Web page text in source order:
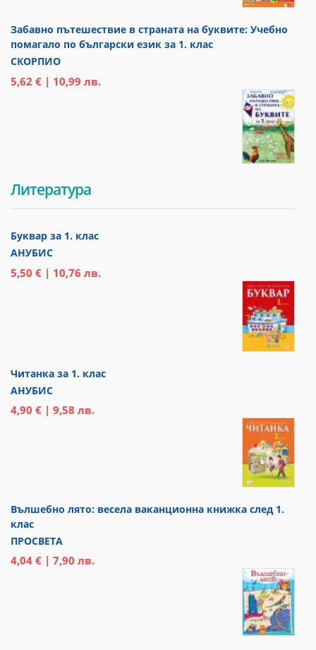
Забавно пътешествие в страната на буквите: Учебно
помагало по български език за 1. клас
СКОРПИО
5,62 € | 10,99 лв.
Литература
Буквар за 1. клас
АНУБИС
5,50 € | 10,76 лв.
Читанка за 1. клас
АНУБИС
4,90 € | 9,58 лв.
Вълшебно лято: весела ваканционна книжка след 1.
клас
ПРОСВЕТА
4,04 € | 7,90 лв.